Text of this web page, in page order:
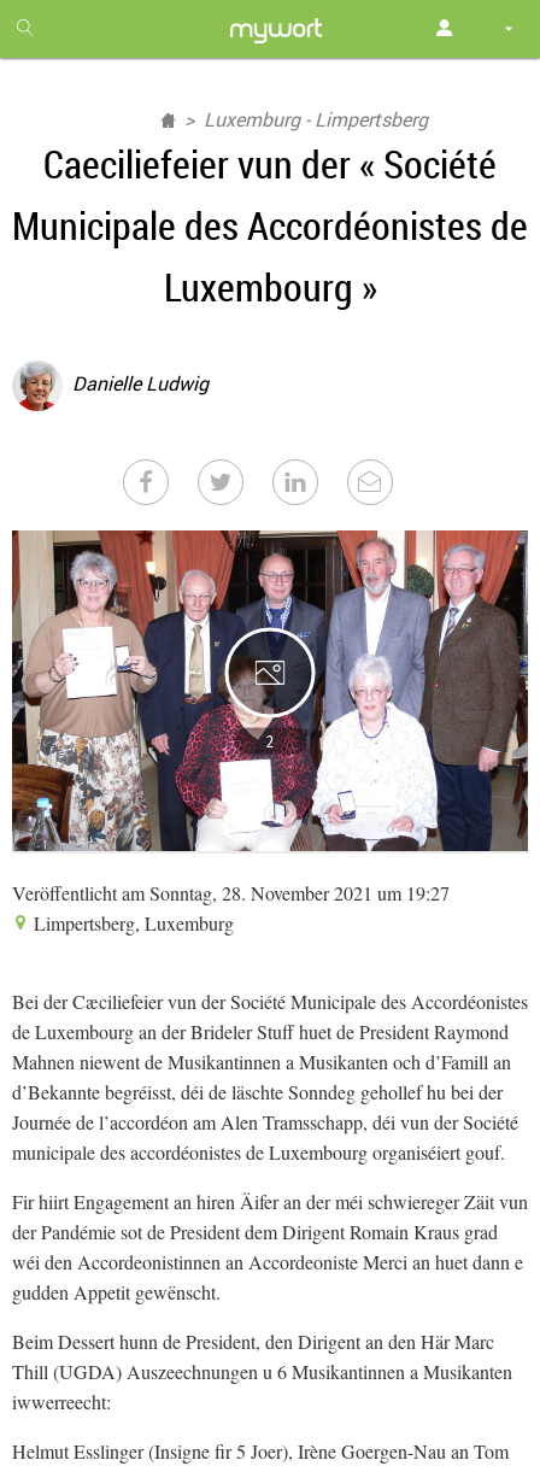
month
free
Luxemburg - Limpertsberg
Caeciliefeier vun der « Société
Municipale des Accordéonistes de
Luxembourg »
Danielle Ludwig
2
Veröffentlicht am Sonntag, 28. November 2021 um 19:27
Limpertsberg, Luxemburg
Bei der Cæciliefeier vun der Société Municipale des Accordéonistes
de Luxembourg an der Brideler Stuff huet de President Raymond
Mahnen niewent de Musikantinnen a Musikanten och d’Famill an
d’Bekannte begréisst, déi de läschte Sonndeg gehollef hu bei der
Journée de l’accordéon am Alen Tramsschapp, déi vun der Société
municipale des accordéonistes de Luxembourg organiséiert gouf.
Fir hiirt Engagement an hiren Äifer an der méi schwiereger Zäit vun
der Pandémie sot de President dem Dirigent Romain Kraus grad
wéi den Accordeonistinnen an Accordeoniste Merci an huet dann e
gudden Appetit gewënscht.
Beim Dessert hunn de President, den Dirigent an den Här Marc
Thill (UGDA) Auszeechnungen u 6 Musikantinnen a Musikanten
iwwerreecht:
Helmut Esslinger (Insigne fir 5 Joer), Irène Goergen-Nau an Tom